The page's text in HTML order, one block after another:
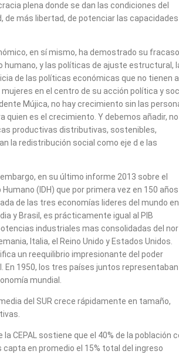
plena donde se dan las condiciones del
de más libertad, de potenciar las
en sí mismo, ha demostrado su
humano, y las políticas de ajuste estructural,
de las políticas económicas que no tienen a
mujeres en el centro de su acción política y
Mújica, no hay crecimiento sin las
quien es el crecimiento. Y debemos añadir, no
productivas distributivas, sostenibles,
la redistribución social como eje d e las
embargo, en su último informe 2013 sobre el
Humano (IDH) que por primera vez en 150
de las tres economías lideres del mundo en
y Brasil, es prácticamente igual al PIB
industriales mas consolidadas del
Italia, el Reino Unido y Estados Unidos.
un reequilibrio impresionante del poder
En 1950, los tres países juntos representaban
mundial.
del SUR crece rápidamente en tamaño,
la CEPAL sostiene que el 40% de la población
en promedio el 15% total del ingreso